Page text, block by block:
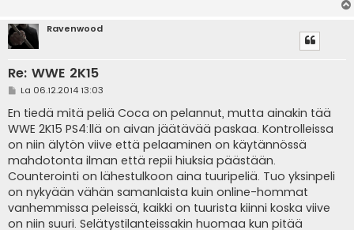
Ravenwood
Re: WWE 2K15
V
e
s
t
i
La 06.12.2014 13:03
En tiedä mitä peliä Coca on pelannut, mutta ainakin tää
WWE 2K15 PS4:llä on aivan jäätävää paskaa. Kontrolleissa
on niin älytön viive että pelaaminen on käytännössä
mahdotonta ilman että repii hiuksia päästään.
Counterointi on lähestulkoon aina tuuripeliä. Tuo yksinpeli
on nykyään vähän samanlaista kuin online-hommat
vanhemmissa peleissä, kaikki on tuurista kiinni koska viive
on niin suuri. Selätystilanteissakin huomaa kun pitää